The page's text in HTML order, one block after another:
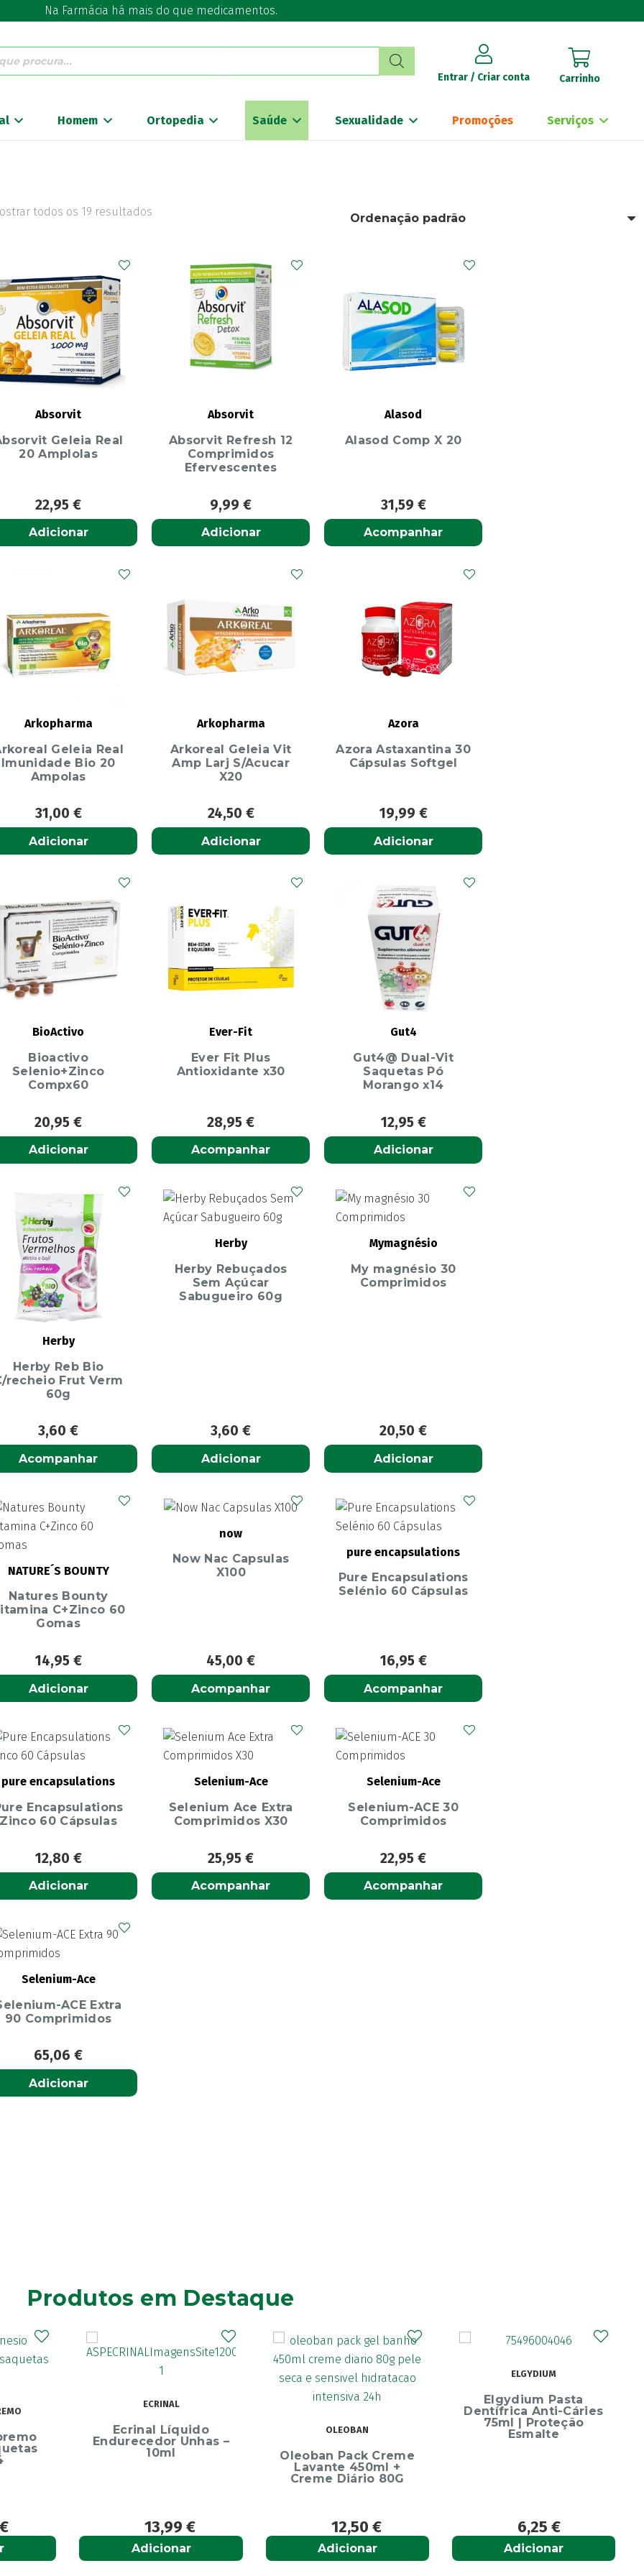
Na Farmácia há mais do que medicamentos.
Entrar / Criar conta Carrinho
Homem Ortopedia Saúde Sexualidade Promoções Serviços
todos os 19 resultados
Absorvit
Geleia Real
20 Amplolas
22,95€
Adicionar
Absorvit
Absorvit Refresh 12
Comprimidos
Efervescentes
9,99€
Adicionar
Alasod
Alasod Comp X 20
31,59 €
Acompanhar
Arkopharma
Geleia Real
Imunidade Bio 20
Ampolas
31,00 €
Adicionar
Arkopharma
Arkoreal Geleia Vit
Amp Larj S/Acucar
X20
24,50 €
Adicionar
Azora
Azora Astaxantina 30
Cápsulas Softgel
19,99 €
Adicionar
BioActivo
Bioactivo
Selenio+Zinco
Compx60
20,95€
Adicionar
Ever-Fit
Ever Fit Plus
Antioxidante x30
28,95€
Acompanhar
Gut4
Gut4@ Dual-Vit
Saquetas Pó
Morango x14
12,95 €
Adicionar
Herby
Herby Reb Bio
recheio Frut Verm
60g
3,60€
Acompanhar
Herby
Herby Rebuçados
Sem Açúcar
Sabugueiro 60g
3,60€
Adicionar
Mymagnésio
My magnésio 30
Comprimidos
20,50€
Adicionar
NATURE´S BOUNTY
Natures Bounty
C+Zinco 60
Gomas
14,95 €
Adicionar
now
Now Nac Capsulas
X100
45,00€
Acompanhar
pure encapsulations
Pure Encapsulations
Selénio 60 Cápsulas
16,95 €
Acompanhar
pure encapsulations
Encapsulations
Zinco 60 Cápsulas
12,80 €
Adicionar
Selenium-Ace
Selenium Ace Extra
Comprimidos X30
25,95€
Acompanhar
Selenium-Ace
Selenium-ACE 30
Comprimidos
22,95€
Acompanhar
Selenium-Ace
ACE Extra
90 Comprimidos
65,06€
Adicionar
Produtos em Destaque
€
ECRINAL
Ecrinal Líquido
Endurecedor Unhas –
10ml
13,99€
Adicionar
OLEOBAN
Oleoban Pack Creme
Lavante 450ml +
Creme Diário 80G
12,50 €
Adicionar
ELGYDIUM
Elgydium Pasta
Dentífrica Anti-Cáries
75ml | Proteção
Esmalte
6,25 €
Adicionar